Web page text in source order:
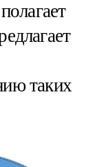
таких